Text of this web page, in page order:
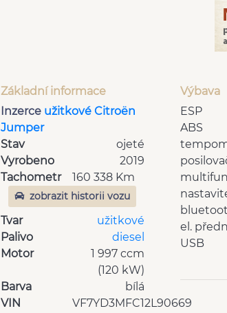
Základní informace
Inzerce užitkové Citroën
Jumper
Stav
ojeté
Vyrobeno
2019
Tachometr
160 338 Km
zobrazit historii vozu
Tvar
užitkové
Palivo
diesel
Motor
1 997 ccm
(120 kW)
Barva
bílá
VIN
VF7YD3MFC12L90669
Výbava
ESP
ABS
el.
USB